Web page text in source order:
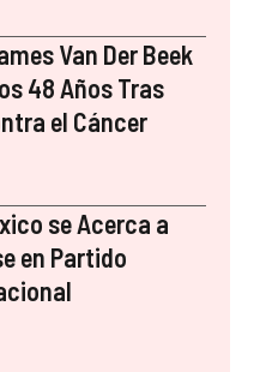
Van Der Beek
48 Años Tras
el Cáncer
se Acerca a
en Partido